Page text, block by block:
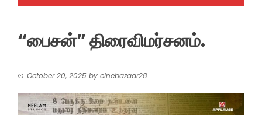
“பைசன்” திரைவிமர்சனம்.
October 20, 2025 by cinebazaar28